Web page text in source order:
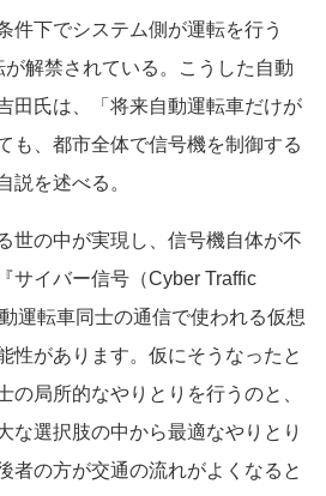
下でシステム側が運転を行う
が解禁されている。こうした自動
田氏は、「将来自動運転車だけが
も、都市全体で信号機を制御する
説を述べる。
世の中が実現し、信号機自体が不
サイバー信号（Cyber Traffic
運転車同士の通信で使われる仮想
性があります。仮にそうなったと
の局所的なやりとりを行うのと、
な選択肢の中から最適なやりとり
者の方が交通の流れがよくなると